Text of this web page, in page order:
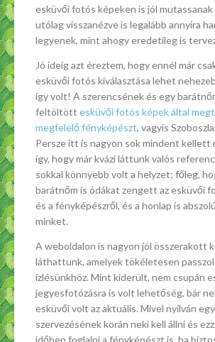
esküvői fotós képeken is jól mutassanak
utólag visszanézve is legalább annyira
legyenek, mint ahogy eredetileg is
Jó ideig azt éreztem, hogy ennél már
esküvői fotós kiválasztása lehet
így volt! A szerencsének és egy
feltöltött esküvői fotós képek által
megfelelő fényképészt, vagyis
Persze itt is nagyon sok mindent kellett
így, hogy már kvázi láttunk valós
sokkal könnyebb volt a helyzet; főleg,
barátnőm is ódákat zengett az esküvői
és a fényképészről, és a honlap is
minket.
A weboldalon is nagyon jól összerakott
láthattunk, amelyek tökéletesen
ízlésünkhöz. Mint kiderült, nem csupán
jegyesfotózásra is volt lehetőség, bár
esküvői volt az aktuális. Mivel nyilván
szervezésének korán neki kell állni és
időben foglalni a fényképészt is, ha